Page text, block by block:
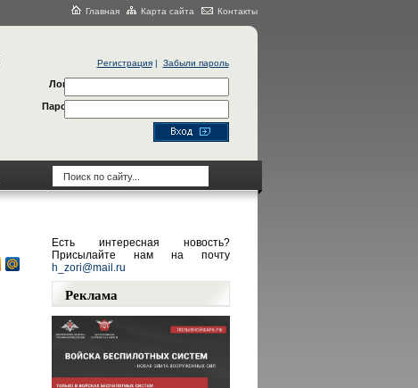
Главная Карта сайта Контакты
Регистрация| Забыли пароль
Логин
Пароль
Есть интересная новость?
Присылайте нам на почту
h_zori@mail.ru
Реклама